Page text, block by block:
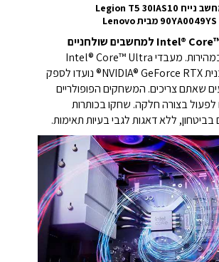
מחשב נייח Legion T5 30IAS10
90YA0049YS מבית Lenovo
שחקו וסטרימו במהירות. מעבדי Intel® Core™ Ultra
והגרפיקה המובנית NVIDIA® GeForce RTX® נועדו לספק
שאתם צריכים. המשחקים הפופולריים
לפעול בצורה חלקה. שחקו בכותרות
ללא דאגות לגבי בעיות תאימות.